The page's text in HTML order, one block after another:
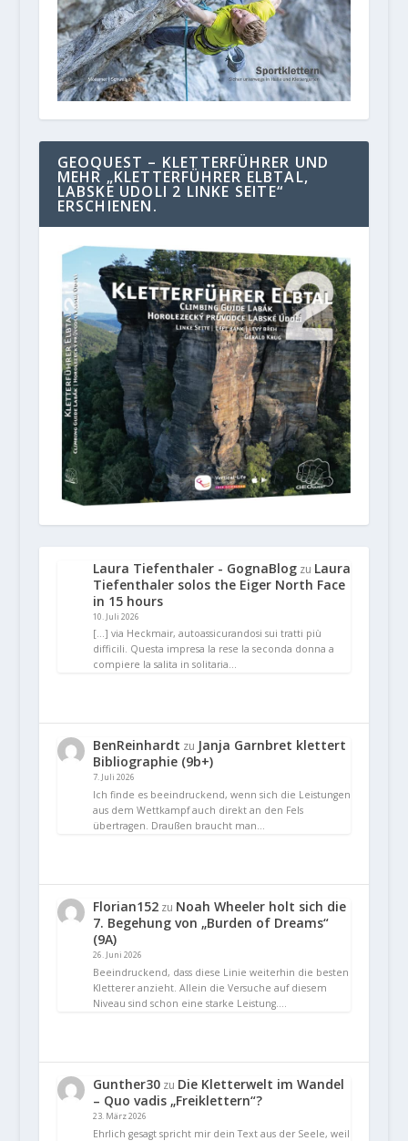
GEOQUEST – KLETTERFÜHRER UND
MEHR „KLETTERFÜHRER ELBTAL,
LABSKE UDOLI 2 LINKE SEITE“
ERSCHIENEN.
Laura Tiefenthaler - GognaBlogzu Laura
Tiefenthaler solos the Eiger North Face
in 15 hours
10. Juli 2026
[…] via Heckmair, autoassicurandosi sui tratti più
difficili. Questa impresa la rese la seconda donna a
compiere la salita in solitaria…
BenReinhardt zu Janja Garnbret klettert
Bibliographie (9b+)
7. Juli 2026
Ich finde es beeindruckend, wenn sich die Leistungen
aus dem Wettkampf auch direkt an den Fels
übertragen. Draußen braucht man…
Florian152zu Noah Wheeler holt sich die
7. Begehung von „Burden of Dreams“
(9A)
26. Juni 2026
Beeindruckend, dass diese Linie weiterhin die besten
Kletterer anzieht. Allein die Versuche auf diesem
Niveau sind schon eine starke Leistung.…
Gunther30zu Die Kletterwelt im Wandel
– Quo vadis „Freiklettern“?
23. März 2026
Ehrlich gesagt spricht mir dein Text aus der Seele, weil